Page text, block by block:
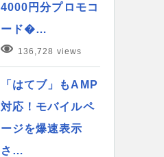
4000円分プロモコ
ード�…
136,728 views
「はてブ」もAMP
対応！モバイルペ
ージを爆速表示
さ…